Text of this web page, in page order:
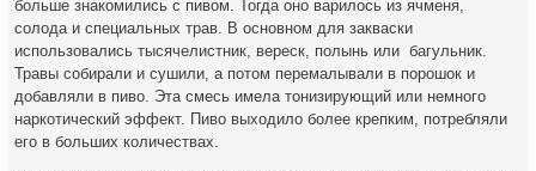
больше знакомились с пивом. Тогда оно варилось из ячменя,
солода и специальных трав. В основном для закваски
использовались тысячелистник, вереск, полынь или багульник.
Травы собирали и сушили, а потом перемалывали в порошок и
добавляли в пиво. Эта смесь имела тонизирующий или немного
наркотический эффект. Пиво выходило более крепким, потребляли
его в больших количествах.